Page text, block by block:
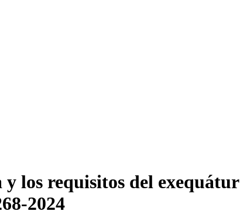
los requisitos del exequátur
2024